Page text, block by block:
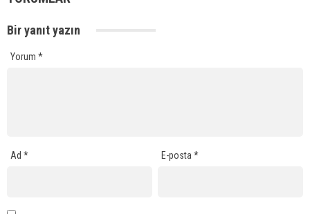
Bir yanıt yazın
Yorum *
Ad * E-posta*